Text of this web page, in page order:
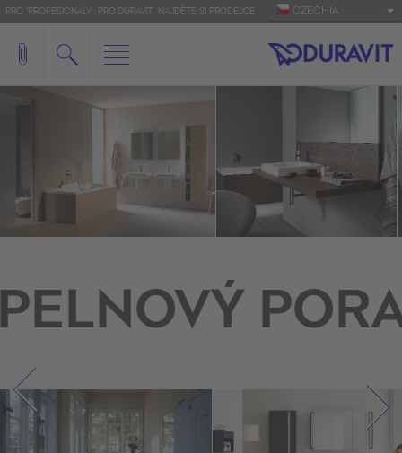
PRO 'PROFESIONÁLY': PRO.DURAVIT NAJDĚTE SI PRODEJCE CZECHIA